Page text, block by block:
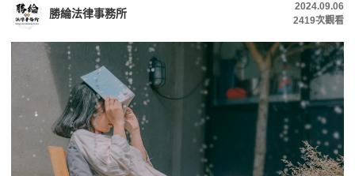
勝綸法律事務所
2024.09.06
2419次觀看